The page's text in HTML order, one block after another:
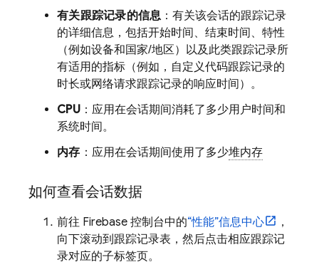
有关跟踪记录的信息：有关该会话的跟踪记录
的详细信息，包括开始时间、结束时间、特性
（例如设备和国家/地区）以及此类跟踪记录所
有适用的指标（例如，自定义代码跟踪记录的
时长或网络请求跟踪记录的响应时间）。
CPU：应用在会话期间消耗了多少用户时间和
系统时间。
内存 ：应用在会话期间使用了多少堆内存
如何查看会话数据
前往 Firebase 控制台中的“性能”信息中心
，
向下滚动到跟踪记录表，然后点击相应跟踪记
录对应的子标签页。